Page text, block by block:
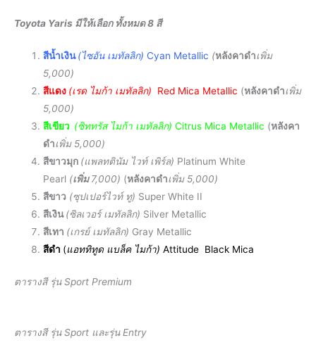
Toyota Yaris มีให้เลือก ทั้งหมด 8 สี
สีน้ำเงิน (ไซอัน เมทัลลิก)Cyan Metallic (หลังคาดำเพิ่ม
5,000)
สีแดง (เรด ไมก้า เมทัลลิก) Red Mica Metallic (หลังคาดำเพิ่ม
5,000)
สีเขียว (ซิททรัส ไมก้า เมทัลลิก)Citrus Mica Metallic (หลังคา
ดำเพิ่ม 5,000)
สีขาวมุก (แพลทตินัม ไวท์ เพิร์ล) Platinum White
Pearl (เพิ่ม7,000) (หลังคาดำเพิ่ม 5,000)
สีขาว (ซุปเปอร์ไวท์ ทู) Super White II
สีเงิน (ซิลเวอร์ เมทัลลิก) Silver Metallic
สีเทา (เกรย์ เมทัลลิก) Gray Metallic
สีดำ (แอททิทูด แบล็ค ไมก้า)Attitude Black Mica
ตารางสี รุ่น Sport Premium
ตารางสี รุ่น Sport และรุ่น Entry